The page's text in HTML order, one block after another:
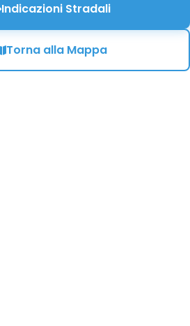
Indicazioni Stradali
Torna alla Mappa